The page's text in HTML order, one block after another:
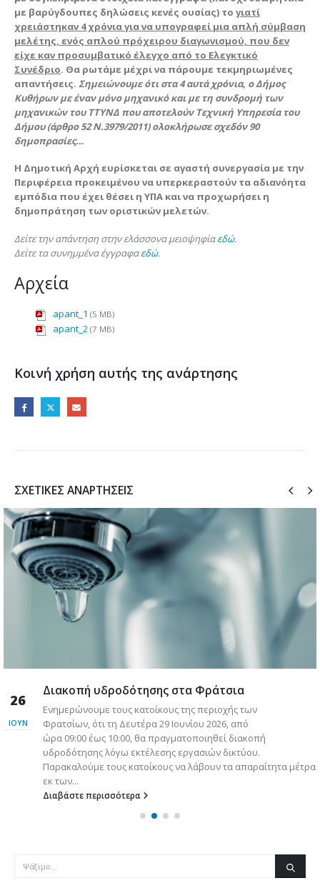
με βαρύγδουπες δηλώσεις κενές ουσίας) το γιατί
χρειάστηκαν 4 χρόνια για να υπογραφεί μια απλή σύμβαση
μελέτης, ενός απλού πρόχειρου διαγωνισμού, που δεν
είχε καν προσυμβατικό έλεγχο από το Ελεγκτικό
Συνέδριο. Θα ρωτάμε μέχρι να πάρουμε τεκμηριωμένες
απαντήσεις. Σημειώνουμε ότι στα 4 αυτά χρόνια, ο Δήμος
Κυθήρων με έναν μόνο μηχανικό και με τη συνδρομή των
μηχανικών του ΤΤΥΝΔ που αποτελούν Τεχνική Υπηρεσία του
Δήμου (άρθρο 52 Ν.3979/2011) ολοκλήρωσε σχεδόν 90
δημοπρασίες…
Η Δημοτική Αρχή ευρίσκεται σε αγαστή συνεργασία με την
Περιφέρεια προκειμένου να υπερκεραστούν τα αδιανόητα
εμπόδια που έχει θέσει η ΥΠΑ και να προχωρήσει η
δημοπράτηση των οριστικών μελετών.
Δείτε την απάντηση στην ελάσσονα μειοψηφίαεδώ.
Δείτε τα συνημμένα έγγραφαεδώ.
Αρχεία
apant_1 (5 MB)
apant_2 (7 MB)
Κοινή χρήση αυτής της ανάρτησης
ΣΧΕΤΙΚΈΣ ΑΝΑΡΤΉΣΕΙΣ
26
ΙΟΎΝ
Διακοπή υδροδότησης στα Φράτσια
Ενημερώνουμε τους κατοίκους της περιοχής των
Φρατσίων, ότι τη Δευτέρα 29 Ιουνίου 2026, από
ώρα 09:00 έως 10:00, θα πραγματοποιηθεί διακοπή
υδροδότησης λόγω εκτέλεσης εργασιών δικτύου.
Παρακαλούμε τους κατοίκους να λάβουν τα απαραίτητα μέτρα
εκ των...
Διαβάστε περισσότερα